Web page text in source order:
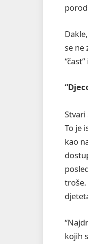
se ne
To je
kao
troše.
kojih